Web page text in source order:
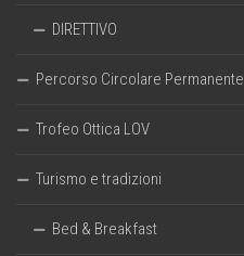
DIRETTIVO
Percorso Circolare Permanente
Trofeo Ottica LOV
Turismo e tradizioni
Bed & Breakfast